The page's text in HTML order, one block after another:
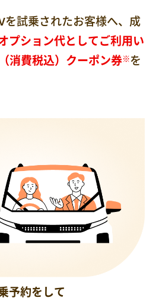
試乗されたお客様へ、 成
プション代としてご利用い
消費税込）クーポン券※を
予約をして